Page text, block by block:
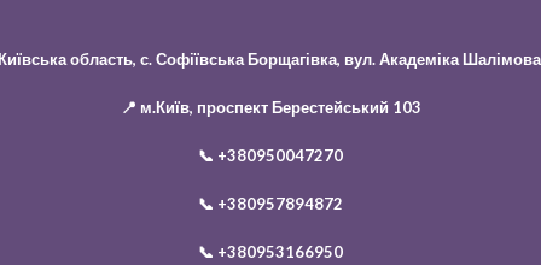
область, с. Софіївська Борщагівка, вул. Академіка
📍 м.Київ, проспект Берестейський 103
📞 +380950047270
📞 +380957894872
📞 +380953166950